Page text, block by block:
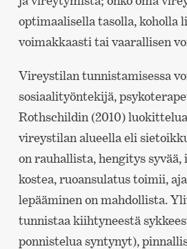
optimaalisella tasolla, koholla
voimakkaasti tai vaarallisen
Vireystilan tunnistamisessa
sosiaalityöntekijä,
Rothschildin (2010)
vireystilan alueella eli
on rauhallista, hengitys syvää,
kostea, ruoansulatus toimii,
lepääminen on mahdollista.
tunnistaa kiihtyneestä
ponnistelua syntynyt),